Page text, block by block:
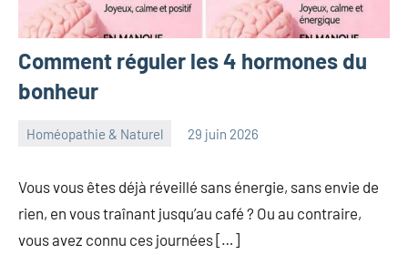
Comment réguler les 4 hormones du
bonheur
Homéopathie & Naturel 29 juin 2026
herbosafe
Vous vous êtes déjà réveillé sans énergie, sans envie de
rien, en vous traînant jusqu’au café ? Ou au contraire,
vous avez connu ces journées […]